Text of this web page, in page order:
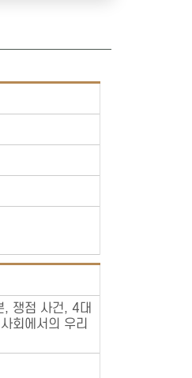
, 쟁점 사건, 4대
회에서의 우리